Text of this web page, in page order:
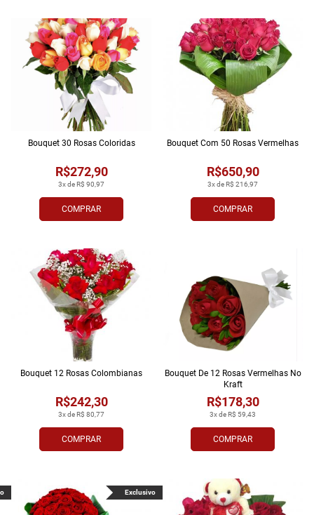
COMPRAR
3x de R$ 90,97
R$272,90
Bouquet 30 Rosas Coloridas
COMPRAR
3x de R$ 216,97
R$650,90
Bouquet Com 50 Rosas Vermelhas
COMPRAR
3x de R$ 80,77
R$242,30
Bouquet 12 Rosas Colombianas
COMPRAR
3x de R$ 59,43
R$178,30
Bouquet De 12 Rosas Vermelhas No
Kraft
Exclusivo